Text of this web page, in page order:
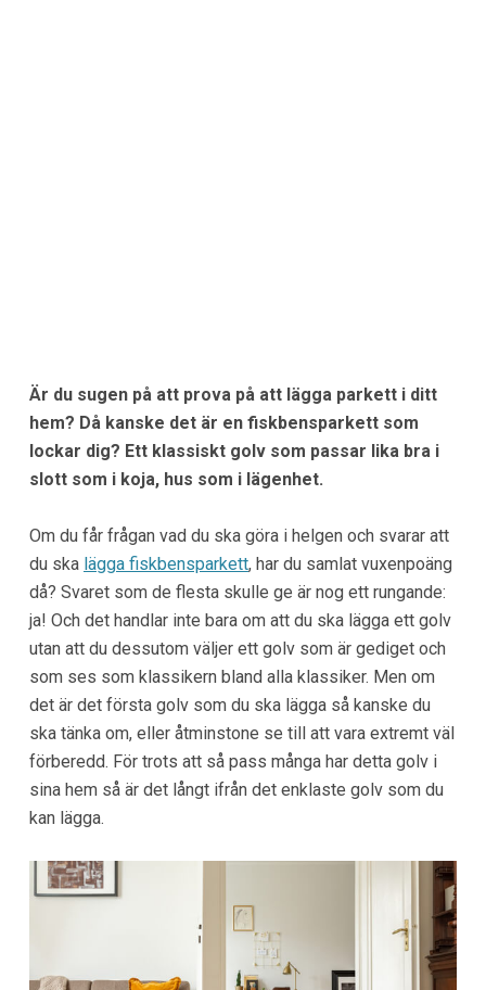
Är du sugen på att prova på att lägga parkett i ditt
hem? Då kanske det är en fiskbensparkett som
lockar dig? Ett klassiskt golv som passar lika bra i
slott som i koja, hus som i lägenhet.
Om du får frågan vad du ska göra i helgen och svarar att
du ska lägga fiskbensparkett, har du samlat vuxenpoäng
då? Svaret som de flesta skulle ge är nog ett rungande:
ja! Och det handlar inte bara om att du ska lägga ett golv
utan att du dessutom väljer ett golv som är gediget och
som ses som klassikern bland alla klassiker. Men om
det är det första golv som du ska lägga så kanske du
ska tänka om, eller åtminstone se till att vara extremt väl
förberedd. För trots att så pass många har detta golv i
sina hem så är det långt ifrån det enklaste golv som du
kan lägga.